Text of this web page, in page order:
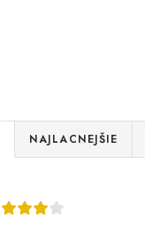
NAJLACNEJŠIE